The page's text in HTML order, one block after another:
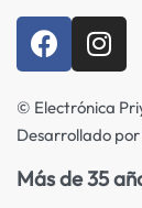
© Electrónica
Desarrollado
Más de 35